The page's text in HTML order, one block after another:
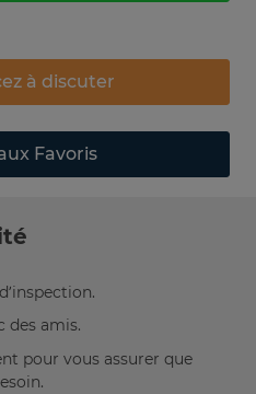
à discuter
Favoris
des amis.
pour vous assurer que